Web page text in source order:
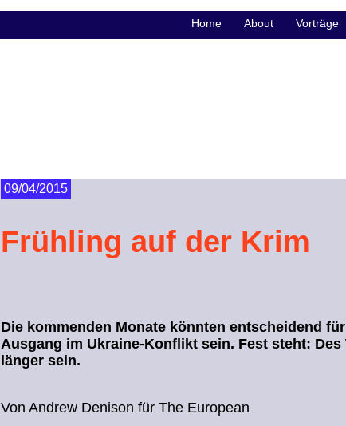
09/04/2015
Frühling auf der Krim
Die kommenden Monate könnten entscheidend
Ausgang im Ukraine-Konflikt sein. Fest steht: Des
länger sein.
Von Andrew Denison für The European
Home About Vorträge